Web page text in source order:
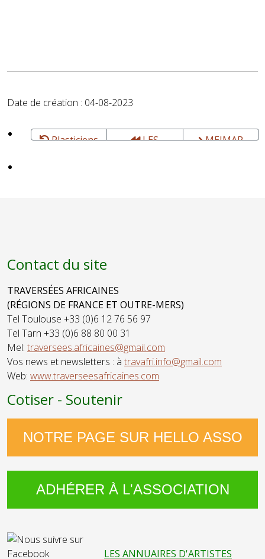
Date de création : 04-08-2023
Plasticiens
LES
MEJMAR
Contact du site
TRAVERSÉES AFRICAINES
(RÉGIONS DE FRANCE ET OUTRE-MERS)
Tel Toulouse +33 (0)6 12 76 56 97
Tel Tarn +33 (0)6 88 80 00 31
Mel: traversees.africaines@gmail.com
Vos news et newsletters : à travafri.info@gmail.com
Web: www.traverseesafricaines.com
Cotiser - Soutenir
NOTRE PAGE SUR HELLO ASSO
ADHÉRER À L'ASSOCIATION
LES ANNUAIRES D'ARTISTES